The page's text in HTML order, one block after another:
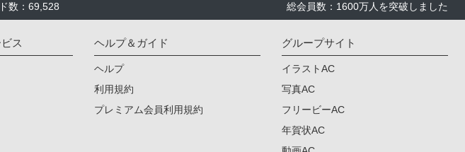
数：69,528 総会員数：1600万人を突破しました
ス ヘルプ＆ガイド
ヘルプ
利用規約
プレミアム会員利用規約
グループサイト
イラストAC
写真AC
フリービーAC
年賀状AC